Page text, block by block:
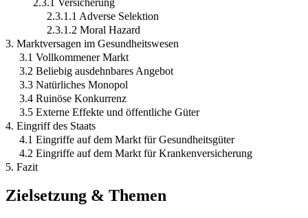
2.3.1.1 Adverse Selektion
2.3.1.2 Moral Hazard
3. Marktversagen im Gesundheitswesen
3.1 Vollkommener Markt
3.2 Beliebig ausdehnbares Angebot
3.3 Natürliches Monopol
3.4 Ruinöse Konkurrenz
3.5 Externe Effekte und öffentliche Güter
4. Eingriff des Staats
4.1 Eingriffe auf dem Markt für Gesundheitsgüter
4.2 Eingriffe auf dem Markt für Krankenversicherung
5. Fazit
Zielsetzung & Themen